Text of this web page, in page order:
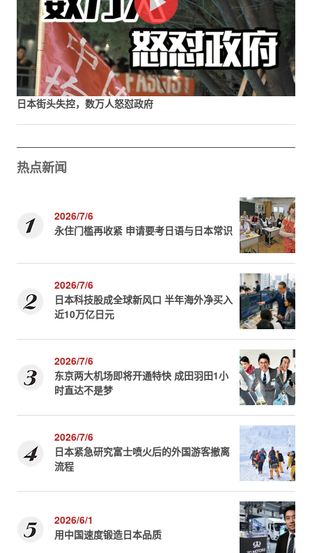
日本街头失控，数万人怒怼政府
热点新闻
2026/7/6
永住门槛再收紧 申请要考日语与日本常识
2026/7/6
日本科技股成全球新风口 半年海外净买入
近10万亿日元
2026/7/6
东京两大机场即将开通特快 成田羽田1小
时直达不是梦
2026/7/6
日本紧急研究富士喷火后的外国游客撤离
流程
2026/6/1
用中国速度锻造日本品质